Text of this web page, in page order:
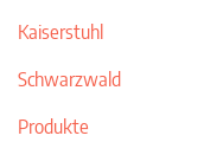
Kaiserstuhl
Schwarzwald
Produkte